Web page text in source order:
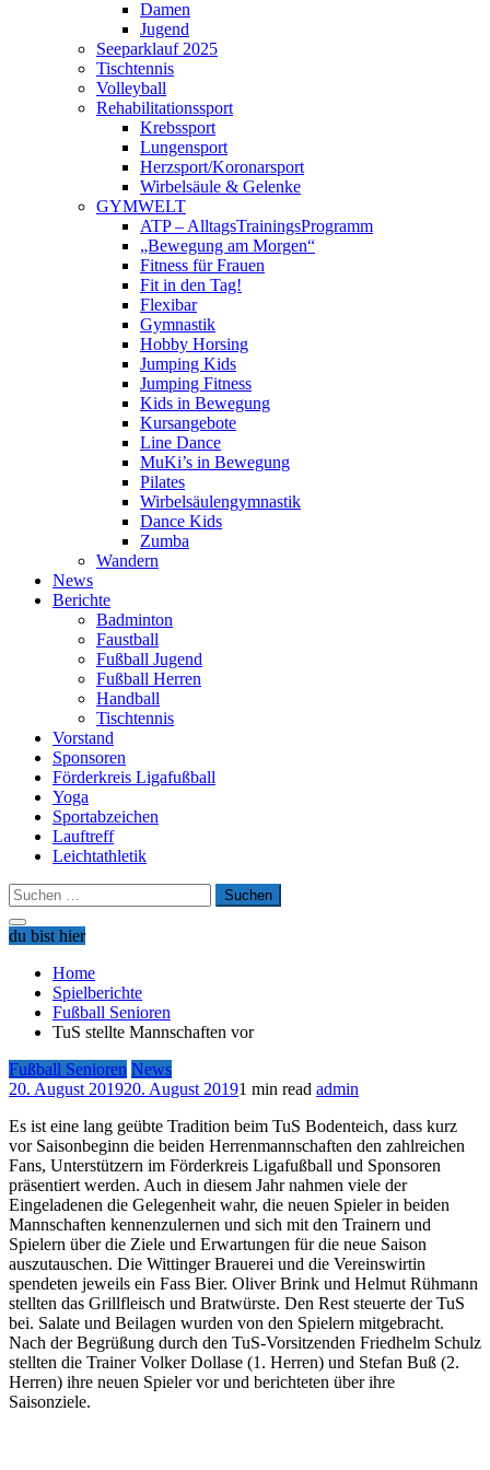
Damen
Jugend
Seeparklauf 2025
Tischtennis
Volleyball
Rehabilitationssport
Krebssport
Lungensport
Herzsport/Koronarsport
Wirbelsäule & Gelenke
GYMWELT
ATP – AlltagsTrainingsProgramm
„Bewegung am Morgen“
Fitness für Frauen
Fit in den Tag!
Flexibar
Gymnastik
Hobby Horsing
Jumping Kids
Jumping Fitness
Kids in Bewegung
Kursangebote
Line Dance
MuKi’s in Bewegung
Pilates
Wirbelsäulengymnastik
Dance Kids
Zumba
Wandern
News
Berichte
Badminton
Faustball
Fußball Jugend
Fußball Herren
Handball
Tischtennis
Vorstand
Sponsoren
Förderkreis Ligafußball
Yoga
Sportabzeichen
Lauftreff
Leichtathletik
Suchen
nach:
du bist hier
Home
Spielberichte
Fußball Senioren
TuS stellte Mannschaften vor
Fußball Senioren News
20. August 201920. August 20191 min read admin
Es ist eine lang geübte Tradition beim TuS Bodenteich, dass kurz
vor Saisonbeginn die beiden Herrenmannschaften den zahlreichen
Fans, Unterstützern im Förderkreis Ligafußball und Sponsoren
präsentiert werden. Auch in diesem Jahr nahmen viele der
Eingeladenen die Gelegenheit wahr, die neuen Spieler in beiden
Mannschaften kennenzulernen und sich mit den Trainern und
Spielern über die Ziele und Erwartungen für die neue Saison
auszutauschen. Die Wittinger Brauerei und die Vereinswirtin
spendeten jeweils ein Fass Bier. Oliver Brink und Helmut Rühmann
stellten das Grillfleisch und Bratwürste. Den Rest steuerte der TuS
bei. Salate und Beilagen wurden von den Spielern mitgebracht.
Nach der Begrüßung durch den TuS-Vorsitzenden Friedhelm Schulz
stellten die Trainer Volker Dollase (1. Herren) und Stefan Buß (2.
Herren) ihre neuen Spieler vor und berichteten über ihre
Saisonziele.